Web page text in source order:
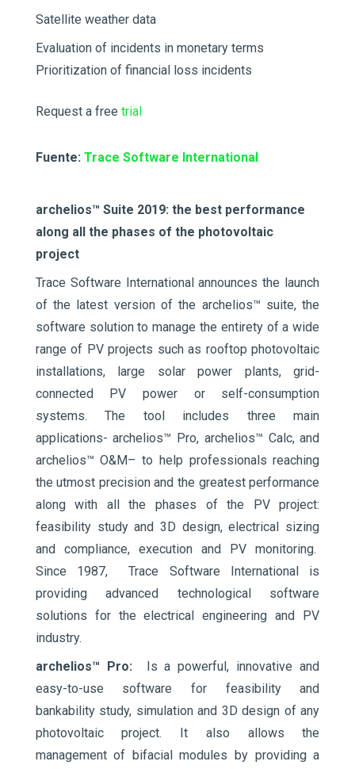
Satellite weather data
Evaluation of incidents in monetary terms
Prioritization of financial loss incidents
Request a free trial
Fuente: Trace Software International
archelios™ Suite 2019: the best performance
along all the phases of the photovoltaic
project
Trace Software International announces the launch
of the latest version of the archelios™ suite, the
software solution to manage the entirety of a wide
range of PV projects such as rooftop photovoltaic
installations, large solar power plants, grid-
connected PV power or self-consumption
systems. The tool includes three main
applications- archelios™ Pro, archelios™ Calc, and
archelios™ O&M– to help professionals reaching
the utmost precision and the greatest performance
along with all the phases of the PV project:
feasibility study and 3D design, electrical sizing
and compliance, execution and PV monitoring.
Since 1987, Trace Software International is
providing advanced technological software
solutions for the electrical engineering and PV
industry.
archelios™ Pro:
Is a powerful, innovative and
easy-to-use software for feasibility and
bankability study, simulation and 3D design of any
photovoltaic project. It also allows the
management of bifacial modules by providing a